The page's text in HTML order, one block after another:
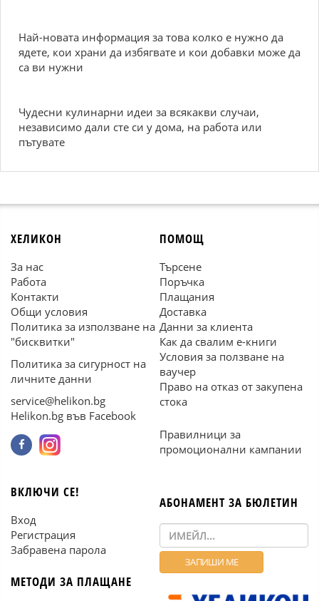
Най-новата информация за това колко е нужно да
ядете, кои храни да избягвате и кои добавки може да
са ви нужни
Чудесни кулинарни идеи за всякакви случаи,
независимо дали сте си у дома, на работа или
пътувате
ХЕЛИКОН
За нас
Работа
Контакти
Общи условия
Политика за използване на
"бисквитки"
Политика за сигурност на
личните данни
service@helikon.bg
Helikon.bg във Facebook
ПОМОЩ
Търсене
Поръчка
Плащания
Доставка
Данни за клиента
Как да свалим е-книги
Условия за ползване на
ваучер
Право на отказ от закупена
стока
Правилници за
промоционални кампании
ВКЛЮЧИ СЕ!
Вход
Регистрация
Забравена парола
МЕТОДИ ЗА ПЛАЩАНЕ
АБОНАМЕНТ ЗА БЮЛЕТИН